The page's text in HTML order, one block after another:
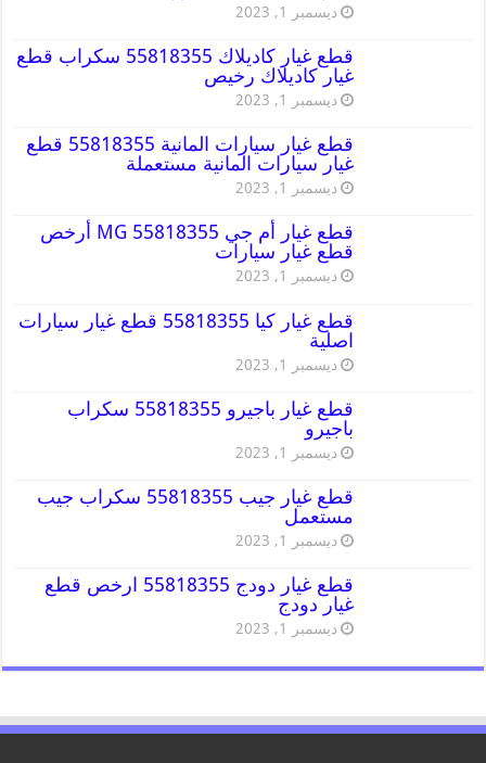
ديسمبر 1, 2023
قطع غيار كاديلاك 55818355 سكراب قطع
غيار كاديلاك رخيص
ديسمبر 1, 2023
قطع غيار سيارات المانية 55818355 قطع
غيار سيارات المانية مستعملة
ديسمبر 1, 2023
قطع غيار أم جي MG 55818355 أرخص
قطع غيار سيارات
ديسمبر 1, 2023
قطع غيار كيا 55818355 قطع غيار سيارات
اصلية
ديسمبر 1, 2023
قطع غيار باجيرو 55818355 سكراب
باجيرو
ديسمبر 1, 2023
قطع غيار جيب 55818355 سكراب جيب
مستعمل
ديسمبر 1, 2023
قطع غيار دودج 55818355 ارخص قطع
غيار دودج
ديسمبر 1, 2023